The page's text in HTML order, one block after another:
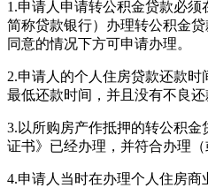
1.申请人申请转公积金贷款必
简称贷款银行）办理转公积金
同意的情况下方可申请办理。
2.申请人的个人住房贷款还款
最低还款时间，并且没有不良还
3.以所购房产作抵押的转公积
证书》已经办理，并符合办理
4.申请人当时在办理个人住房